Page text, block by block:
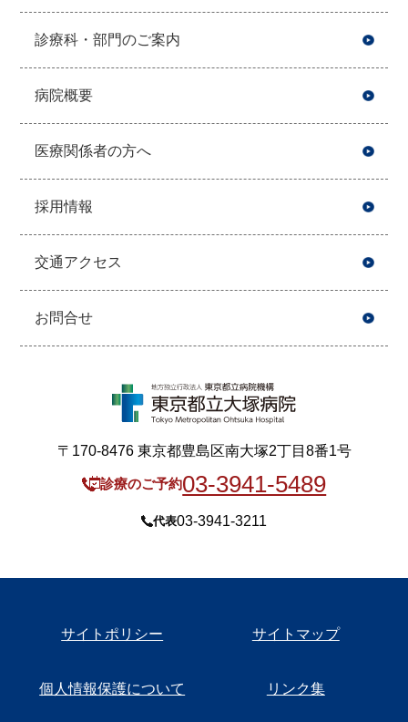
診療科・部門のご案内
病院概要
医療関係者の方へ
採用情報
交通アクセス
お問合せ
〒170-8476 東京都豊島区南大塚2丁目8番1号
診療のご予約03-3941-5489
代表03-3941-3211
サイトポリシー サイトマップ
個人情報保護について リンク集